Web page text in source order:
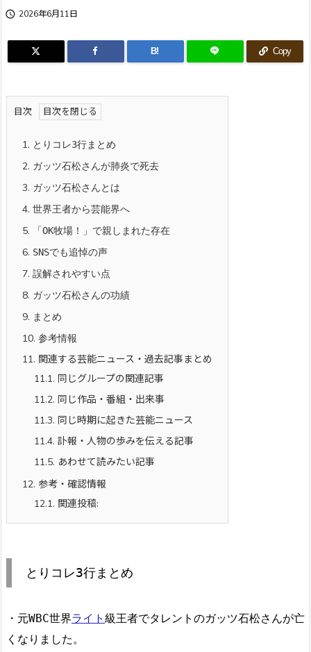
 2026年6月11日
B! Copy
目次
1. とりコレ3行まとめ
2. ガッツ石松さんが肺炎で死去
3. ガッツ石松さんとは
4. 世界王者から芸能界へ
5. 「OK牧場！」で親しまれた存在
6. SNSでも追悼の声
7. 誤解されやすい点
8. ガッツ石松さんの功績
9. まとめ
10. 参考情報
11. 関連する芸能ニュース・過去記事まとめ
11.1. 同じグループの関連記事
11.2. 同じ作品・番組・出来事
11.3. 同じ時期に起きた芸能ニュース
11.4. 訃報・人物の歩みを伝える記事
11.5. あわせて読みたい記事
12. 参考・確認情報
12.1. 関連投稿:
とりコレ3行まとめ
・元WBC世界ライト 級王者でタレントのガッツ石松さんが亡
くなりました。